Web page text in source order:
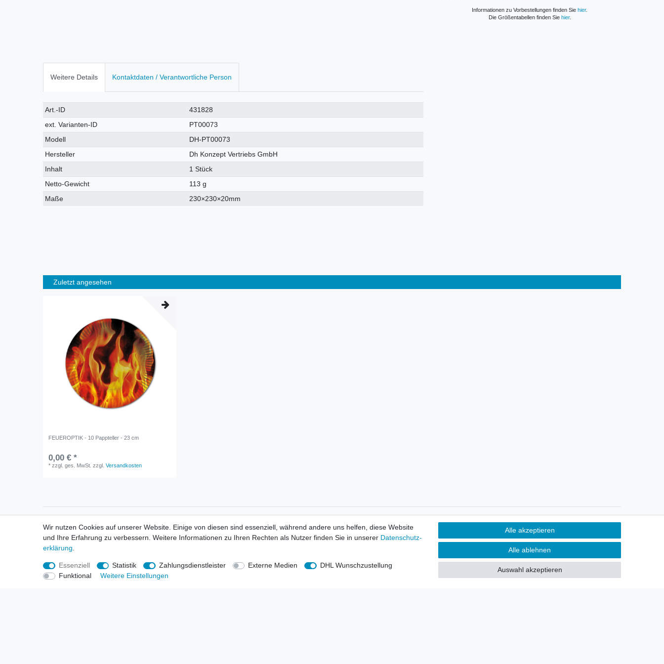
Informationen zu Vorbestellungen finden Sie hier.
Die Größentabellen finden Sie hier.
Weitere Details Kontaktdaten / Verantwortliche Person
Technisches
Merkmal
Wert
Art.-ID
431828
ext. Varianten-ID
PT00073
Modell
DH-PT00073
Hersteller
Dh Konzept Vertriebs GmbH
Inhalt
1 Stück
Netto-Gewicht
113 g
Maße
230×230×20mm
Zuletzt angesehen
FEUEROPTIK - 10 Pappteller - 23 cm
0,00 € *
*zzgl. ges. MwSt. zzgl.Versandkosten
Informationen
Neukunden / New Accounts
Zahlung
Versandkosten
Entsorgungs- & Umweltbestimmungen
Größentabellen
Informationen
Händlerbund - rechtssicher verkaufen
Produkt-Kataloge
Über uns
Wir versenden mit
Sie möchten über neu eingetroffene
Lagerware oder Neuheiten
allgemein informiert werden?
Wir nutzen Cookies auf unserer Website. Einige von diesen sind essenziell, während andere uns helfen, diese Website
und Ihre Erfahrung zu verbessern. Weitere Informationen zu Ihren Rechten als Nutzer finden Sie in unserer Daten­schutz­
erklärung
Essenziell Statistik Zahlungsdienstleister Externe Medien
DHL Wunschzustellung
Funktional
Weitere Einstellungen
Alle akzeptieren
Alle ablehnen
Auswahl akzeptieren